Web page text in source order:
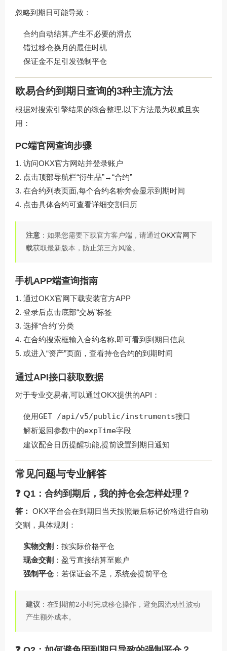
忽略到期日可能导致：
合约自动结算,产生不必要的滑点
错过移仓换月的最佳时机
保证金不足引发强制平仓
欧易合约到期日查询的3种主流方法
根据对搜索引擎结果的综合整理,以下方法最为权威且实
用：
PC端官网查询步骤
访问OKX官方网站并登录账户
点击顶部导航栏“衍生品”→“合约”
在合约列表页面,每个合约名称旁会显示到期时间
点击具体合约可查看详细交割日历
注意 ：如果您需要下载官方客户端，请通过OKX官网下
载获取最新版本，防止第三方风险。
手机APP端查询指南
通过OKX官网下载安装官方APP
登录后点击底部“交易”标签
选择“合约”分类
在合约搜索框输入合约名称,即可看到到期日信息
或进入“资产”页面，查看持仓合约的到期时间
通过API接口获取数据
对于专业交易者,可以通过OKX提供的API：
使用GET /api/v5/public/instruments接口
解析返回参数中的expTime字段
建议配合日历提醒功能,提前设置到期日通知
常见问题与专业解答
❓ Q1：合约到期后，我的持仓会怎样处理？
答： OKX平台会在到期日当天按照最后标记价格进行自动
交割，具体规则：
实物交割 ：按实际价格平仓
现金交割 ：盈亏直接结算至账户
强制平仓 ：若保证金不足，系统会提前平仓
建议 ：在到期前2小时完成移仓操作，避免因流动性波动
产生额外成本。